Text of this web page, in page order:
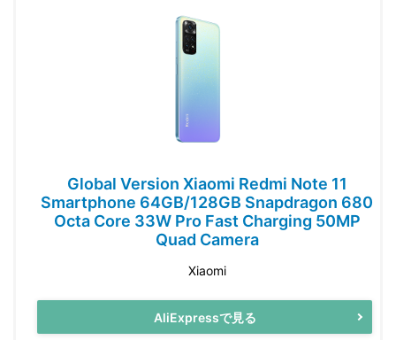
Global Version Xiaomi Redmi Note 11
Smartphone 64GB/128GB Snapdragon 680
Octa Core 33W Pro Fast Charging 50MP
Quad Camera
Xiaomi
AliExpressで見る